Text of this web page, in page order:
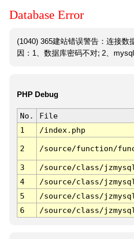
Database Error
(1040) 365建站错误警告：连接数
因：1、数据库密码不对; 2、mysql
PHP Debug
No. File
1
/index.php
2 /source/function/
3 /source/class/
4
/source/class/
5
/source/class/
6
/source/class/